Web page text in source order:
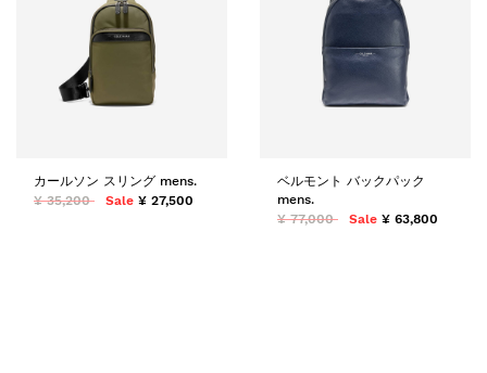
カールソン スリング mens.
¥ 35,200
Sale ¥ 27,500
ベルモント バックパック
mens.
¥ 77,000
Sale ¥ 63,800